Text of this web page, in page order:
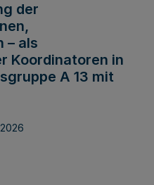
der
– als
Koordinatoren in
A 13 mit